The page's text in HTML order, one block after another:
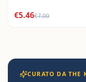
€5.46€7.00
CURATO DA THE